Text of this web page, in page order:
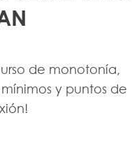
de monotonía,
y puntos de